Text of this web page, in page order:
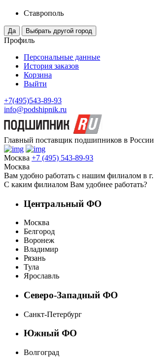
Ставрополь
Профиль
Персональные данные
История заказов
Корзина
Выйти
+7(495)543-89-93
info@podshipnik.ru
Главный поставщик подшипников в России
Москва +7 (495) 543-89-93
Москва
Вам удобно работать с нашим филиалом в г.
С каким филиалом Вам удобнее работать?
Центральный ФО
Москва
Белгород
Воронеж
Владимир
Рязань
Тула
Ярославль
Северо-Западный ФО
Санкт-Петербург
Южный ФО
Волгоград